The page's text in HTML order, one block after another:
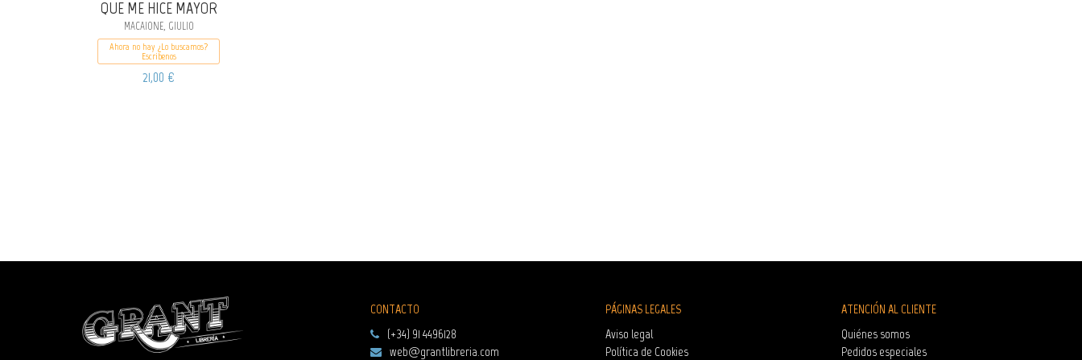
QUE ME HICE MAYOR
MACAIONE, GIULIO
Ahora no hay ¿Lo buscamos?
Escribenos
21,00 €
CONTACTO
(+34) 91 4496128
web@grantlibreria.com
PÁGINAS LEGALES
Aviso legal
Política de Cookies
ATENCIÓN AL CLIENTE
Quiénes somos
Pedidos especiales